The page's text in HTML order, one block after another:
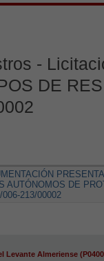
-
DE
AUTÓNOMOS DE
213/00002
Almeriense